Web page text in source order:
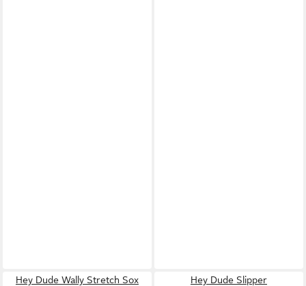
Hey Dude Wally Stretch Sox
Hey Dude Slipper